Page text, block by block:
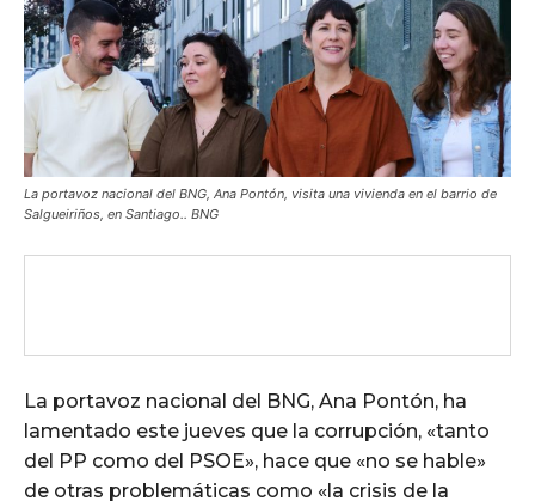
La portavoz nacional del BNG, Ana Pontón, visita una vivienda en el barrio de
Salgueiriños, en Santiago.. BNG
La portavoz nacional del BNG, Ana Pontón, ha
lamentado este jueves que la corrupción, «tanto
del PP como del PSOE», hace que «no se hable»
de otras problemáticas como «la crisis de la